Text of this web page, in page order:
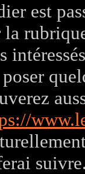
est
la